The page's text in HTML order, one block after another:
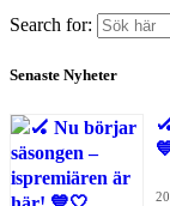
Search for:
Senaste Nyheter